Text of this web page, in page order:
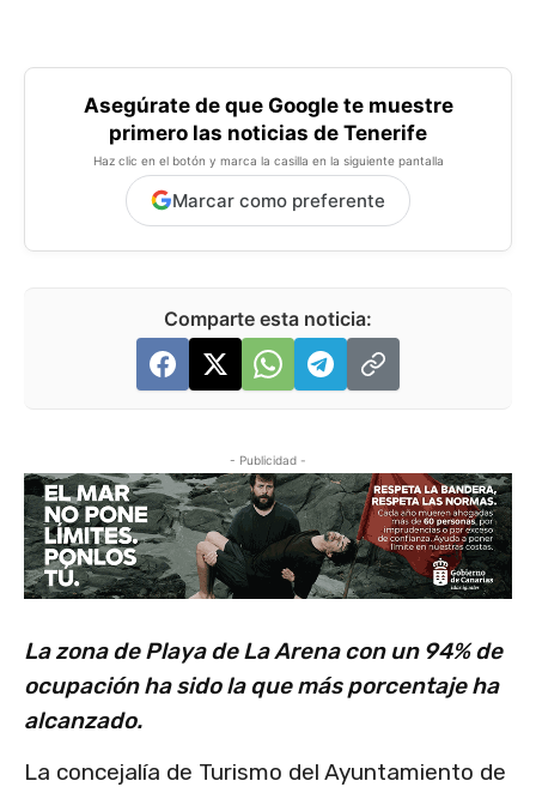
Asegúrate de que Google te muestre
primero las noticias de Tenerife
Haz clic en el botón y marca la casilla en la siguiente pantalla
Marcar como preferente
Comparte esta noticia:
- Publicidad -
La zona de Playa de La Arena con un 94% de
ocupación ha sido la que más porcentaje ha
alcanzado.
La concejalía de Turismo del Ayuntamiento de